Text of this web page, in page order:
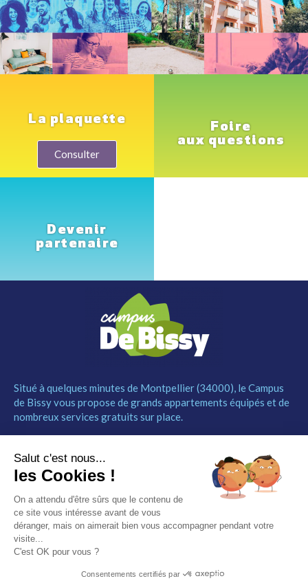
La plaquette
Consulter
Foire
aux questions
Devenir
partenaire
Situé à quelques minutes de Montpellier (34000), le Campus
de Bissy vous propose de grands appartements équipés et de
nombreux services gratuits sur place.
Le Campus
Les studios
Les services
Comment réserver
Contact
Partenaires
Mentions légales
contact@campusdebissy34.com
Route de Ganges 34980
Saint-Clément-de-Rivière
Salut c'est nous...
les Cookies !
On a attendu d'être sûrs que le contenu de
ce site vous intéresse avant de vous
déranger, mais on aimerait bien vous accompagner pendant votre
visite...
C'est OK pour vous ?
Consentements certifiés par